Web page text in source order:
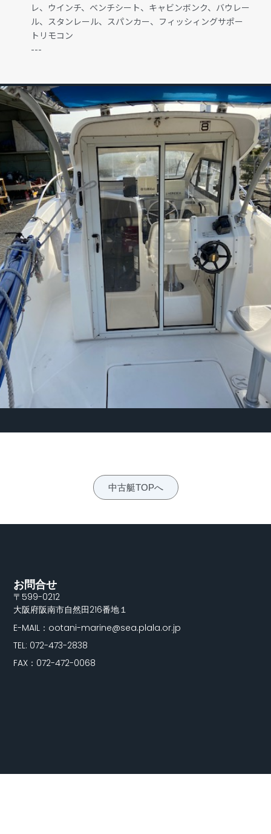
レ、ウインチ、ベンチシート、キャビンボンク、バウレー
ル、スタンレール、スパンカー、フィッシィングサポー
トリモコン
---
GALLERY
中古艇TOPへ
お問合せ
〒599-0212
大阪府阪南市自然田216番地１
E-MAIL：ootani-marine@sea.plala.or.jp
TEL: 072-473-2838
FAX：072-472-0068